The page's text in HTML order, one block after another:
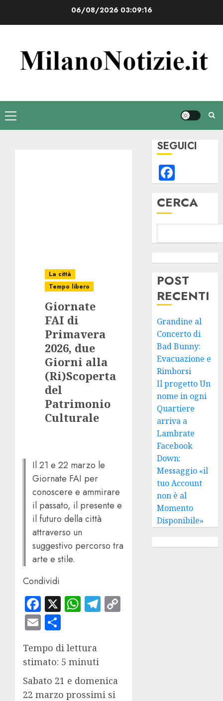
06/08/2026 03:09:17
Menu
principale
La città
Tempo libero
Giornate
FAI di
Primavera
2026, due
Giorni alla
(Ri)Scoperta
del
Patrimonio
Culturale
Il 21 e 22 marzo le
Giornate FAI per
conoscere e ammirare
il passato, il presente e
il futuro della città
attraverso un
suggestivo percorso tra
arte e stile.
Condividi
Facebook
X WhatsApp
Telegram
Email
Tempo di lettura
stimato: 5 minuti
Sabato 21 e domenica
22 marzo prossimi si
SEGUICI
CERCA
POST
RECENTI
Grandine al
Concerto di
Bad Bunny:
Evacuazione e
Rimborsi
Il progetto Un
nome in ogni
Quartiere
arriva a
Lambrate
Facebook
Down:
Messaggio «il
tuo Account
non è al
Momento
Disponibile»